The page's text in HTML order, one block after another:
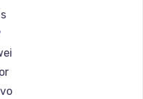
Gigabyte
Aorus
Maibenben
Getac
Epson